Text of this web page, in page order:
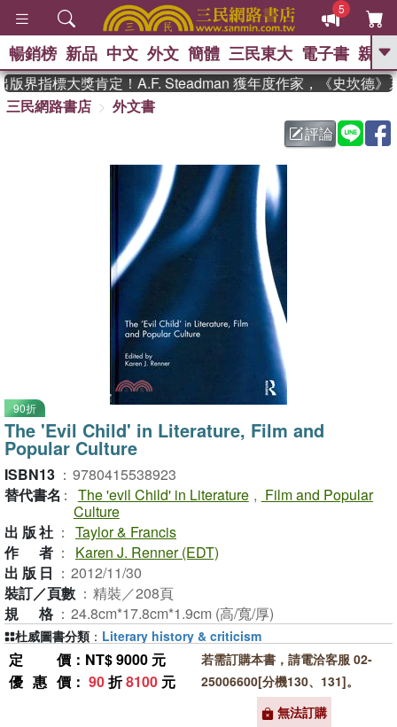
5
GO
父親節 、 如果歷
暑期推薦 、 國際布克
獎 臺灣漫遊錄 、 方念華
登輝時代 、 數學女孩：黎曼猜想
偉大的迷走神經
暢銷榜 新品 中文 外文 簡體 三民東大 電子書 親子
界指標大獎肯定！A.F. Steadman 獲年度作家，《史坎德》
三民網路書店
外文書
評論
90折
The 'Evil Child' in Literature, Film and
Popular Culture
ISBN13 ： 9780415538923
替代書名： The 'evil Child' in Literature , Film and Popular
Culture
出版社 ： Taylor & Francis
作者 ：
Karen J. Renner (EDT)
出版日 ： 2012/11/30
裝訂／頁數 ： 精裝／208頁
規格 ： 24.8cm*17.8cm*1.9cm (高/寬/厚)
定價 ：NT$ 9000 元
優惠價 ： 90折8100 元
若需訂購本書，請電洽客服 02-
25006600[分機130、131]。
無法訂購
杜威圖書分類 ： Literary history & criticism